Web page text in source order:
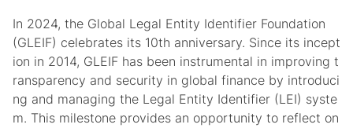
In 2024, the Global Legal Entity Identifier Foundation
(GLEIF) celebrates its 10th anniversary. Since its incept
ion in 2014, GLEIF has been instrumental in improving t
ransparency and security in global finance by introduci
ng and managing the Legal Entity Identifier (LEI) syste
m. This milestone provides an opportunity to reflect on